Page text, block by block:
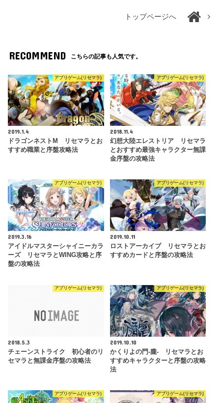
トップページへ
RECOMMEND こちらの記事も人気です。
アプリゲーム(リセマラ)
2019.1.4
ドラゴンネストM リセマラとお
すすめ職業と序盤攻略法
アプリゲーム(リセマラ)
2018.11.4
幻想大陸エレストリア リセマラ
とおすすめ最強キャラクター無課
金序盤の攻略法
アプリゲーム(リセマラ)
2019.3.16
アイドルマスターシャイニーカラ
ーズ リセマラとWING攻略と序
盤の攻略法
アプリゲーム(リセマラ)
2019.10.11
ロストアーカイブ リセマラとお
すすめカードと序盤の攻略法
アプリゲーム(リセマラ)
2018.5.3
チェーンストライク 初心者のリ
セマラと無課金序盤の攻略法
アプリゲーム(リセマラ)
2019.10.10
かくりよの門-朧- リセマラとお
すすめキャラクターと序盤の攻略
法
アプリゲーム(リセマラ) アプリゲーム(リセマラ)